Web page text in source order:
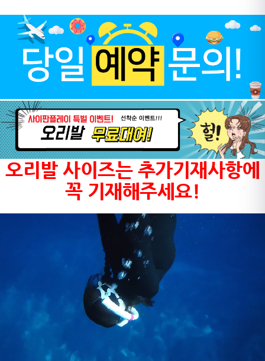
오리발 사이즈는 추가기재사항에
꼭 기재해주세요!